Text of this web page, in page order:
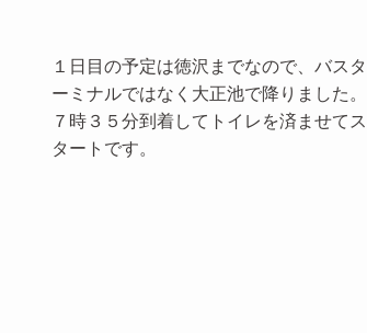
１日目の予定は徳沢までなので、バスタ
ーミナルではなく大正池で降りました。
７時３５分到着してトイレを済ませてス
タートです。